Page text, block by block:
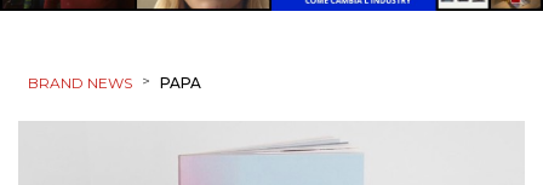
BRAND NEWS > PAPA